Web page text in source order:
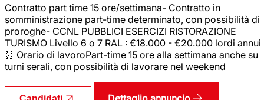
Contratto part time 15 ore/settimana- Contratto in
somministrazione part-time determinato, con possibilità di
proroghe- CCNL PUBBLICI ESERCIZI RISTORAZIONE
TURISMO Livello 6 o 7 RAL : €18.000 - €20.000 lordi annui
⏰ Orario di lavoroPart-time 15 ore alla settimana anche su
turni serali, con possibilità di lavorare nel weekend